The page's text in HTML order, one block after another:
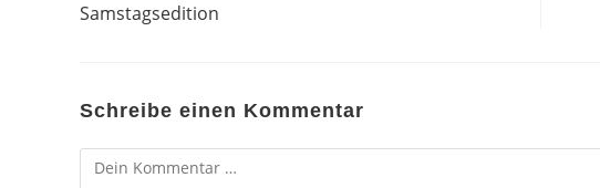
Samstagsedition
Schreibe einen Kommentar
Kommentar